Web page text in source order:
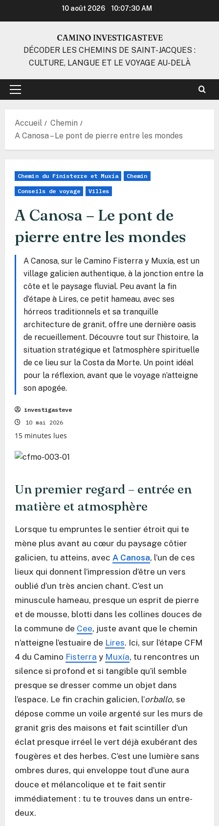
10 août 2026 10:07:31 AM
CAMINO INVESTIGASTEVE
DÉCODER LES CHEMINS DE SAINT-JACQUES :
CULTURE, LANGUE ET LE VOYAGE AU-DELÀ
Menu
Accueil
Chemin
A Canosa – Le pont de pierre entre les mondes
Chemin du Finisterre et Muxía Chemin
Conseils de voyage Villes
A Canosa – Le pont de
pierre entre les mondes
A Canosa, sur le Camino Fisterra y Muxía, est un
village galicien authentique, à la jonction entre la
côte et le paysage fluvial. Peu avant la fin
d’étape à Lires, ce petit hameau, avec ses
hórreos traditionnels et sa tranquille
architecture de granit, offre une dernière oasis
de recueillement. Découvre tout sur l’histoire, la
situation stratégique et l’atmosphère spirituelle
de ce lieu sur la Costa da Morte. Un point idéal
pour la réflexion, avant que le voyage n’atteigne
son apogée.
investigasteve
10 mai 2026
15 minutes lues
Un premier regard – entrée en
matière et atmosphère
Lorsque tu empruntes le sentier étroit qui te
mène plus avant au cœur du paysage côtier
galicien, tu atteins, avec A Canosa, l’un de ces
lieux qui donnent l’impression d’être un vers
oublié d’un très ancien chant. C’est un
minuscule hameau, presque un esprit de pierre
et de mousse, blotti dans les collines douces de
la commune de Cee, juste avant que le chemin
n’atteigne l’estuaire de Lires. Ici, sur l’étape CFM
4 du Camino Fisterra y Muxía, tu rencontres un
silence si profond et si tangible qu’il semble
presque se dresser comme un objet dans
l’espace. Le fin crachin galicien, l’orballo, se
dépose comme un voile argenté sur les murs de
granit gris des maisons et fait scintiller d’un
éclat presque irréel le vert déjà exubérant des
fougères et des herbes. C’est une lumière sans
ombres dures, qui enveloppe tout d’une aura
douce et mélancolique et te fait sentir
immédiatement : tu te trouves dans un entre-
deux.